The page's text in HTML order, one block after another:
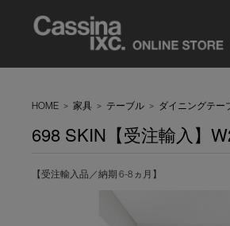
HOME > 家具 > テーブル > ダイニングテー
698 SKIN【受注輸入】
【受注輸入品／納期 6-8ヵ月】